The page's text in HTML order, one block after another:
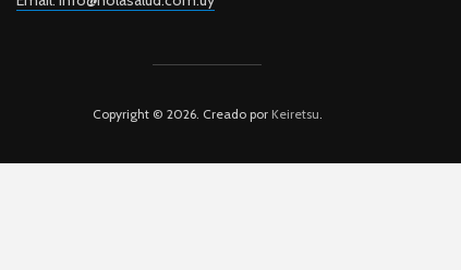
Copyright © 2026. Creado porKeiretsu.